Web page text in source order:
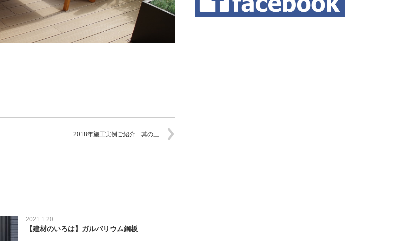
2018年施工実例ご紹介 其の三
2021.1.20
【建材のいろは】ガルバリウム鋼板